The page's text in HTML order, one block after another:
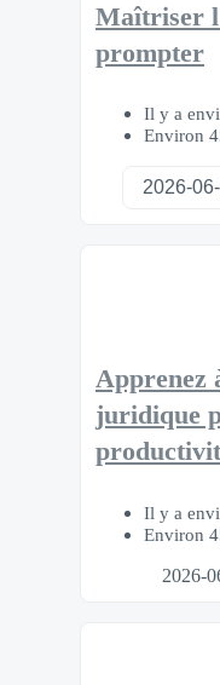
Maîtriser
prompter
Il y a
Environ
Apprenez
juridique
Il y a
Environ
2026-